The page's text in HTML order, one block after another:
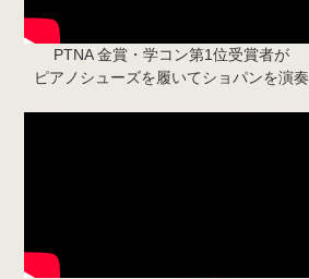
PTNA 金賞・学コン第1位受賞者が
ピアノシューズを履いてショパンを演奏